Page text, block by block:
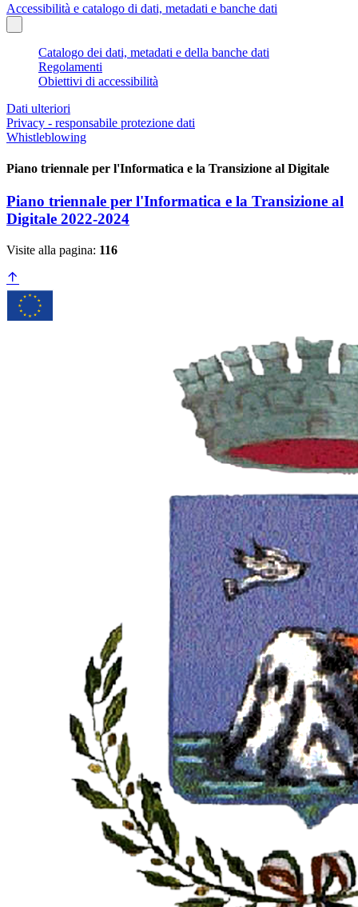
Accessibilità e catalogo di dati, metadati e banche dati
Catalogo dei dati, metadati e della banche dati
Regolamenti
Obiettivi di accessibilità
Dati ulteriori
Privacy - responsabile protezione dati
Whistleblowing
Piano triennale per l'Informatica e la Transizione al Digitale
Piano triennale per l'Informatica e la Transizione al
Digitale 2022-2024
Visite alla pagina: 116